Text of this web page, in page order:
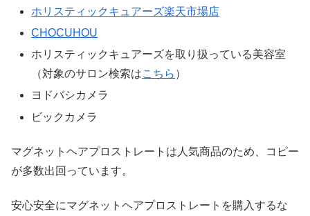
ホリスティックキュアーズ楽天市場店
CHOCUHOU
ホリスティックキュアーズを取り扱っている美容室
（対象のサロン検索はこちら ）
ヨドバシカメラ
ビックカメラ
マグネットヘアプロストレートは人気商品のため、コピー
が多数出回っています。
安心安全にマグネットヘアプロストレートを購入するな